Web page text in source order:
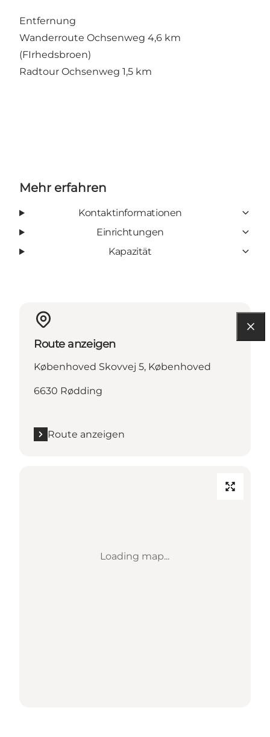
Entfernung
Wanderroute Ochsenweg 4,6 km
(FIrhedsbroen)
Radtour Ochsenweg 1,5 km
Mehr erfahren
Kontaktinformationen
Einrichtungen
Kapazität
Route anzeigen
Københoved Skovvej 5, Københoved
6630 Rødding
Route anzeigen
Loading map...